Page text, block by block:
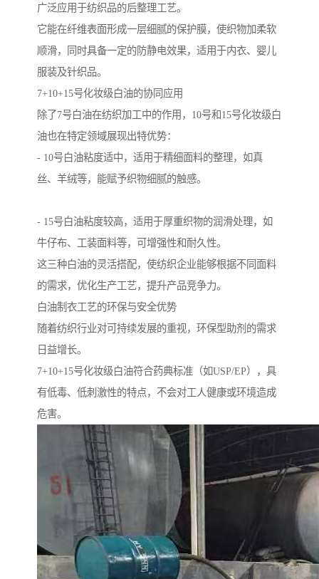
广泛应用于纺织品的后整理工艺。
它能在纤维表面形成一层细腻的保护膜，使织物加柔软
顺滑，同时具备一定的防静电效果，适用于内衣、婴儿
服装及针织品。
7+10+15号化妆级白油的协同应用
除了7号白油在纺织加工中的作用，10号和15号化妆级白
油也在特定领域展现出特优势：
- 10号白油粘度适中，适用于精细面料的整理，如真
丝、羊绒等，能赋予织物细腻的触感。
- 15号白油粘度较高，适用于厚重织物的润滑处理，如
牛仔布、工装面料等，可增强性和耐久性。
这三种白油的灵活搭配，使纺织企业能够根据不同面料
的需求，优化生产工艺，提升产品竞争力。
白油制衣工艺的环保与安全优势
随着纺织行业对可持续发展的重视，环保型助剂的需求
日益增长。
7+10+15号化妆级白油符合药典标准（如USP/EP），具
有低毒、低刺激性的特点，不会对工人健康或环境造成
危害。